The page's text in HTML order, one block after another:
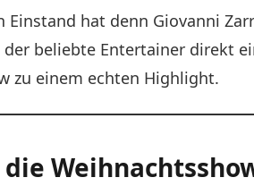
Einstand hat denn Giovanni
der beliebte Entertainer direkt
zu einem echten Highlight.